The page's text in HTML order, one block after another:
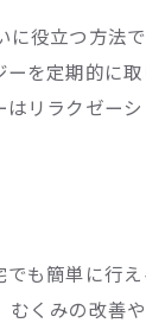
駅近くで
役立つ方法
を定期的に
リラクゼー
も簡単に行
くみの改善